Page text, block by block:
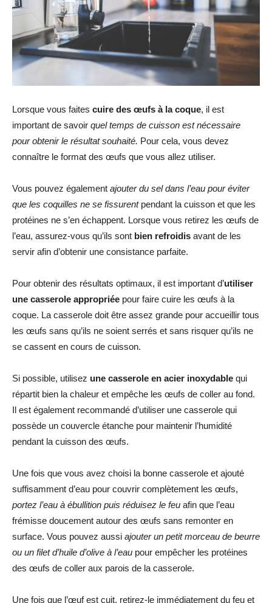
Lorsque vous faites cuire des œufs à la coque, il est
important de savoir quel temps de cuisson est nécessaire
pour obtenir le résultat souhaité. Pour cela, vous devez
connaître le format des œufs que vous allez utiliser.
Vous pouvez également ajouter du sel dans l’eau pour éviter
que les coquilles ne se fissurentpendant la cuisson et que les
protéines ne s’en échappent. Lorsque vous retirez les œufs de
l’eau, assurez-vous qu’ils sont bien refroidis avant de les
servir afin d’obtenir une consistance parfaite.
Pour obtenir des résultats optimaux, il est important d’utiliser
une casserole appropriée pour faire cuire les œufs à la
coque. La casserole doit être assez grande pour accueillir tous
les œufs sans qu’ils ne soient serrés et sans risquer qu’ils ne
se cassent en cours de cuisson.
Si possible, utilisez une casserole en acier inoxydable qui
répartit bien la chaleur et empêche les œufs de coller au fond.
Il est également recommandé d’utiliser une casserole qui
possède un couvercle étanche pour maintenir l’humidité
pendant la cuisson des œufs.
Une fois que vous avez choisi la bonne casserole et ajouté
suffisamment d’eau pour couvrir complètement les œufs,
portez l’eau à ébullition puis réduisez le feu afin que l’eau
frémisse doucement autour des œufs sans remonter en
surface. Vous pouvez aussi ajouter un petit morceau de beurre
ou un filet d’huile d’olive à l’eau pour empêcher les protéines
des œufs de coller aux parois de la casserole.
Une fois que l’œuf est cuit, retirez-le immédiatement du feu et